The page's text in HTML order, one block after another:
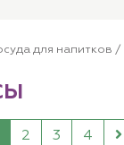
для напитков /
2 3 4